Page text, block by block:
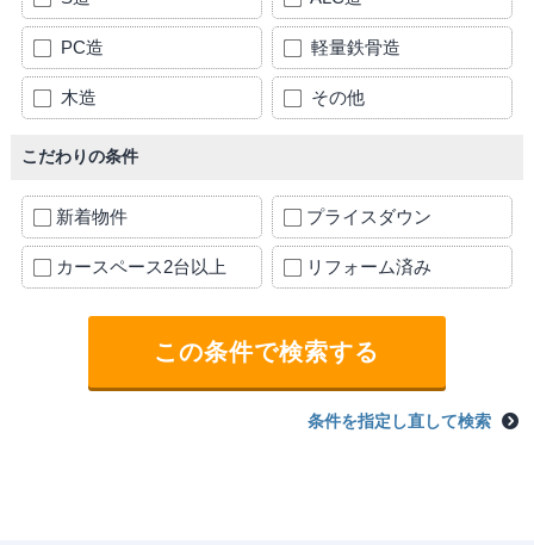
PC造 軽量鉄骨造
木造 その他
こだわりの条件
新着物件 プライスダウン
カースペース2台以上 リフォーム済み
条件を指定し直して検索